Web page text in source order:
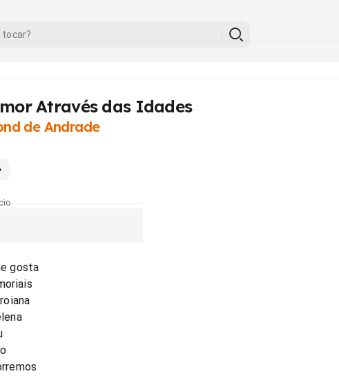
Através das Idades
de Andrade
gosta